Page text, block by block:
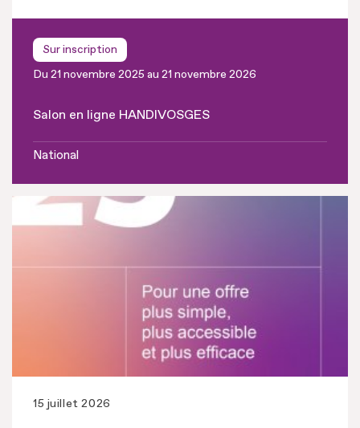
Sur inscription
Du 21 novembre 2025 au 21 novembre 2026
Salon en ligne HANDIVOSGES
National
15 juillet 2026